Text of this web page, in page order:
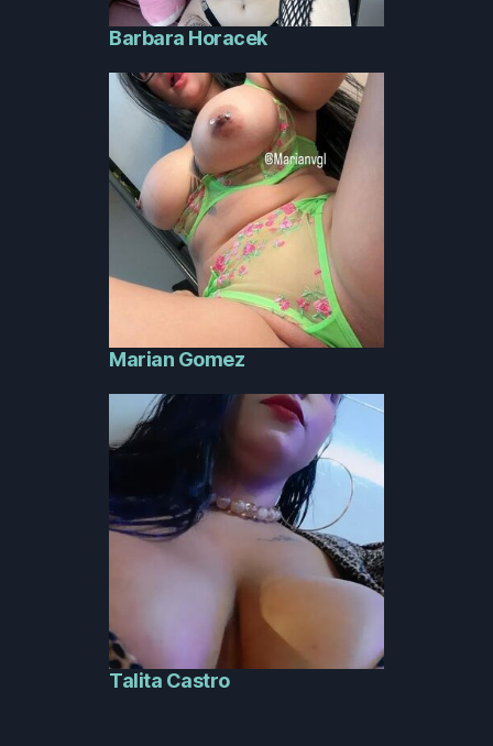
Barbara Horacek
Marian Gomez
Talita Castro